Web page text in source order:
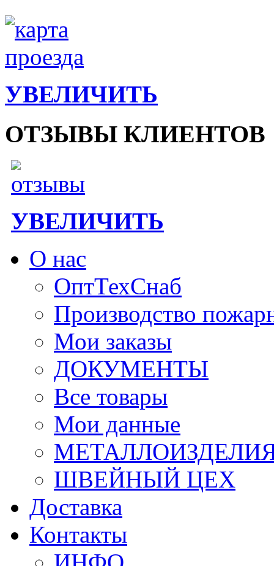
УВЕЛИЧИТЬ
ОТЗЫВЫ КЛИЕНТОВ
УВЕЛИЧИТЬ
О нас
ОптТехСнаб
Производство
Мои заказы
ДОКУМЕНТЫ
Все товары
Мои данные
ШВЕЙНЫЙ ЦЕХ
Доставка
Контакты